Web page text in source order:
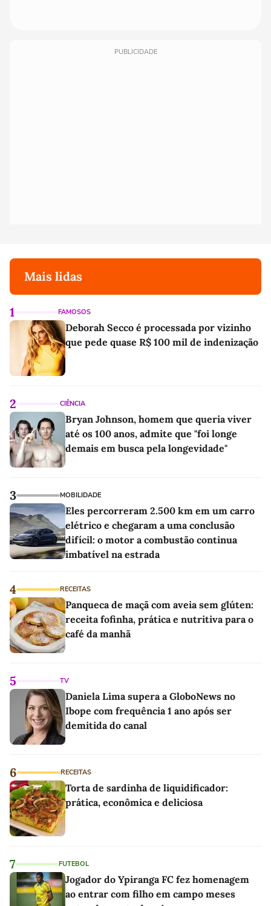
PUBLICIDADE
Mais lidas
1 FAMOSOS
Deborah Secco é processada por vizinho
que pede quase R$ 100 mil de indenização
2 CIÊNCIA
Bryan Johnson, homem que queria viver
até os 100 anos, admite que "foi longe
demais em busca pela longevidade"
3 MOBILIDADE
Eles percorreram 2.500 km em um carro
elétrico e chegaram a uma conclusão
difícil: o motor a combustão continua
imbatível na estrada
4 RECEITAS
Panqueca de maçã com aveia sem glúten:
receita fofinha, prática e nutritiva para o
café da manhã
5 TV
Daniela Lima supera a GloboNews no
Ibope com frequência 1 ano após ser
demitida do canal
6 RECEITAS
Torta de sardinha de liquidificador:
prática, econômica e deliciosa
7 FUTEBOL
Jogador do Ypiranga FC fez homenagem
ao entrar com filho em campo meses